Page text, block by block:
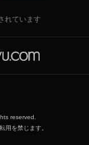
れています
reserved.
用を禁じます。